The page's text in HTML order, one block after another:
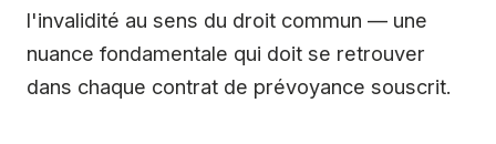
l'invalidité au sens du droit commun — une
nuance fondamentale qui doit se retrouver
dans chaque contrat de prévoyance souscrit.